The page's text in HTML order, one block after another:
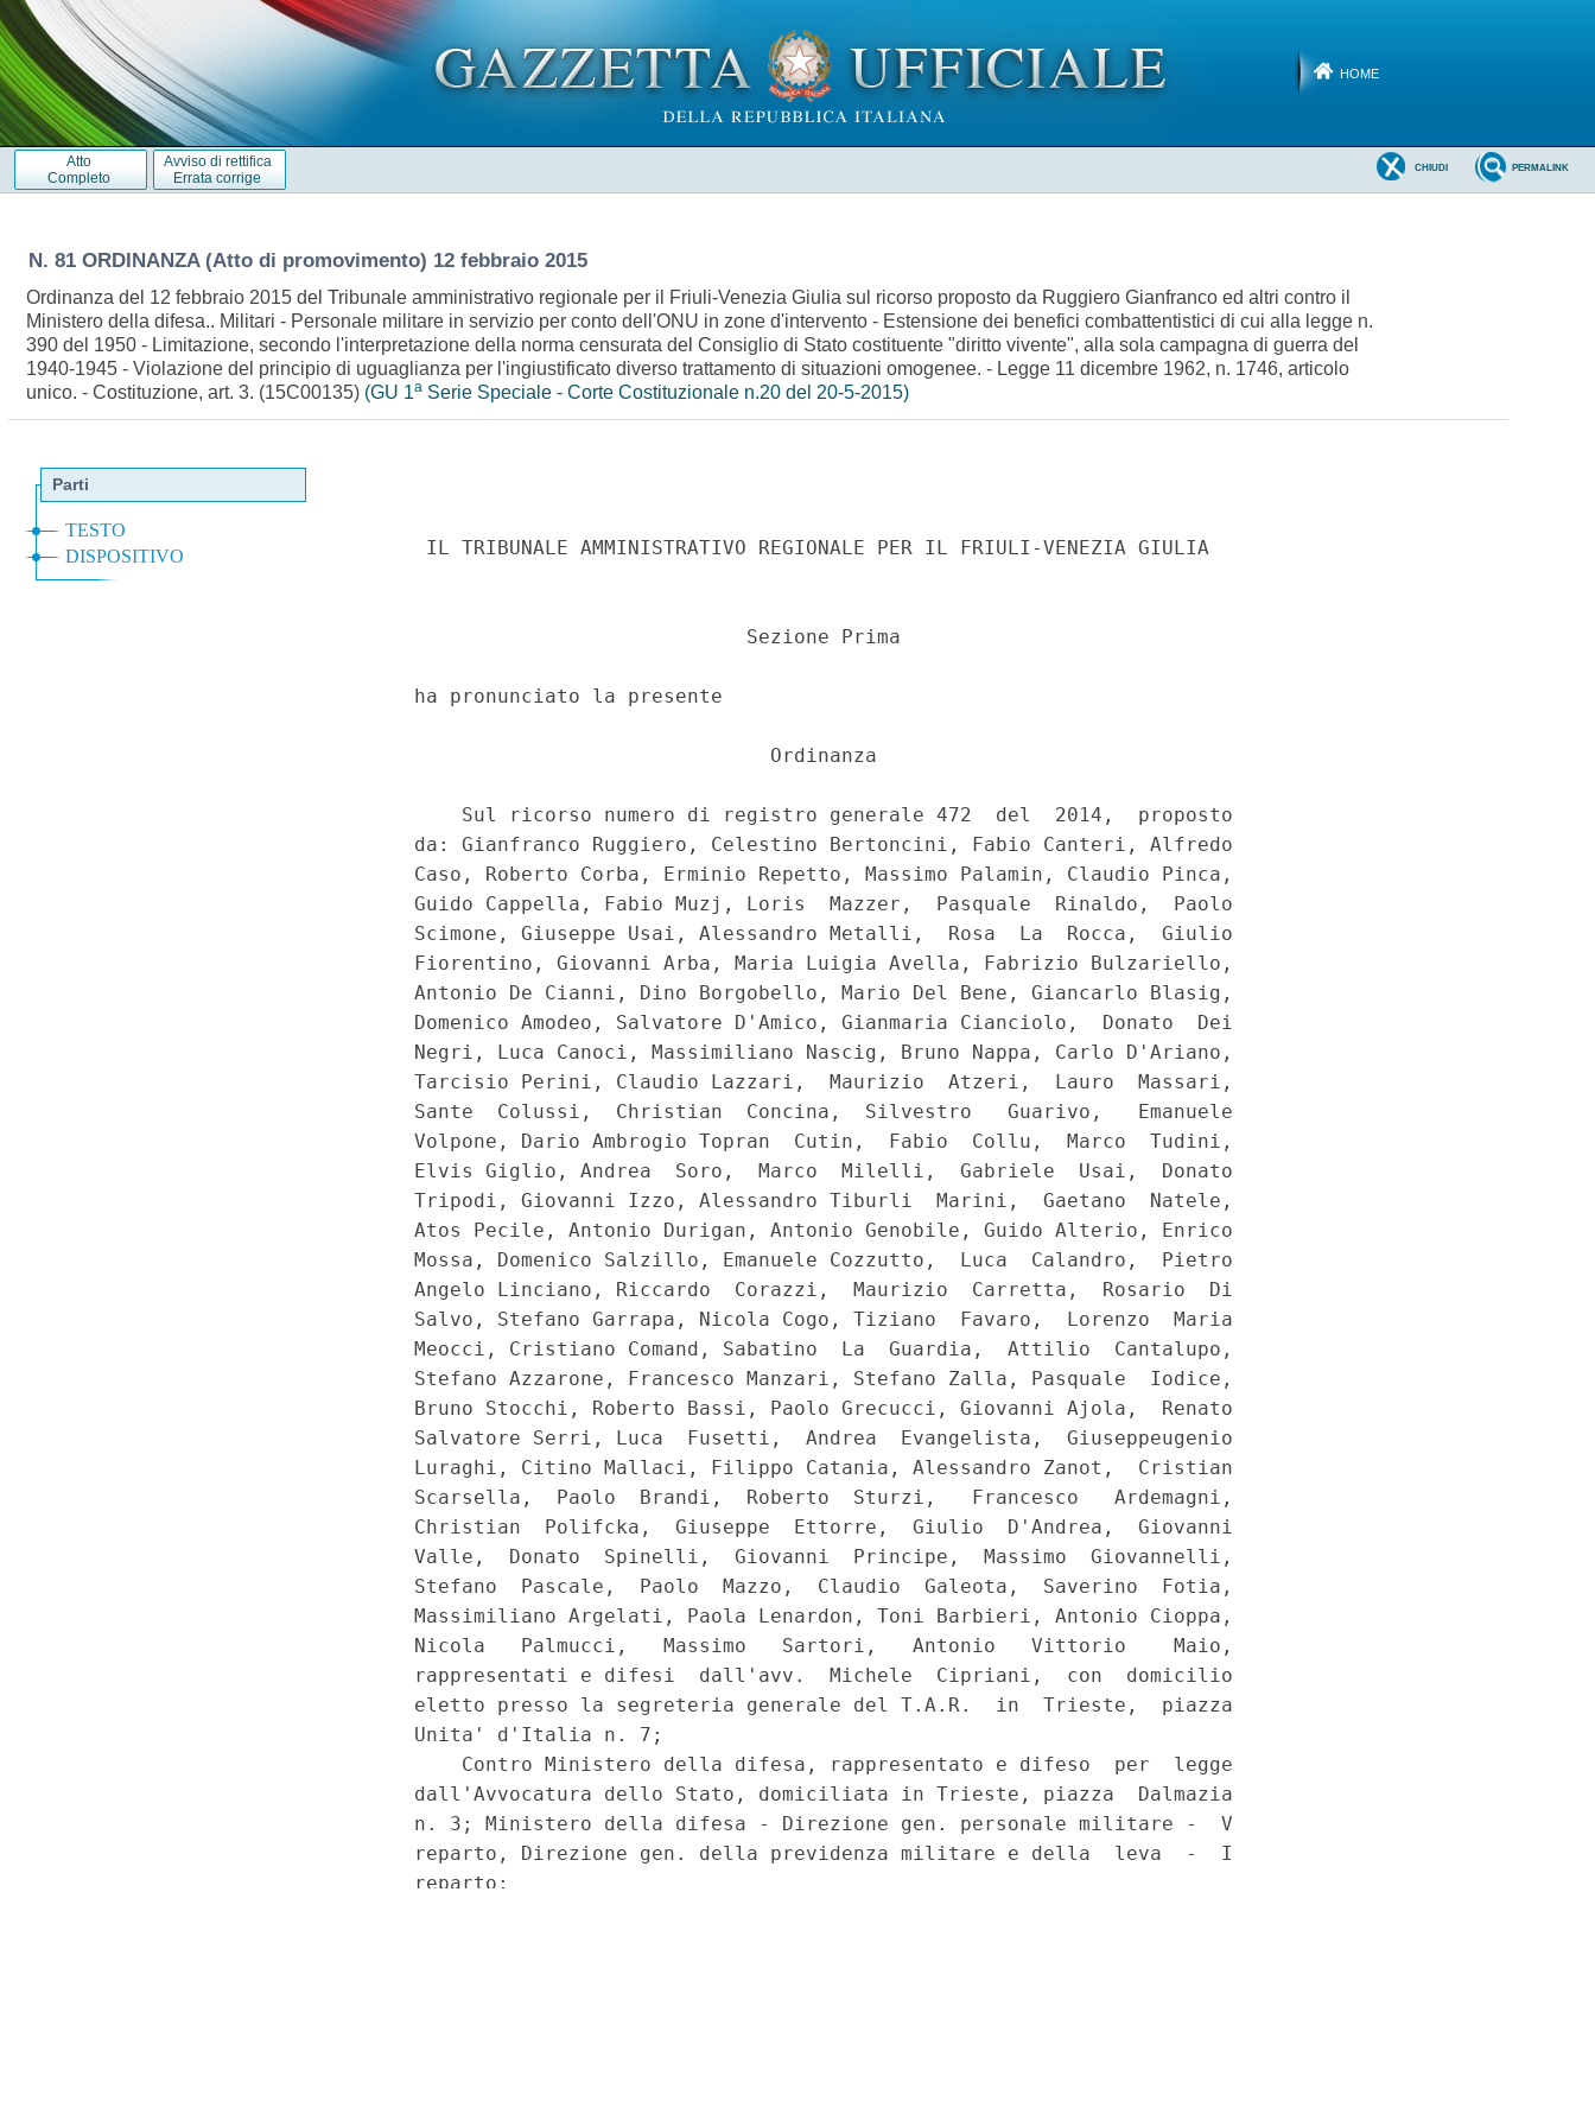
HOME
Atto
Completo
Avviso di rettifica
Errata corrige
PERMALINK
CHIUDI
N. 81 ORDINANZA (Atto di promovimento) 12 febbraio 2015
Ordinanza del 12 febbraio 2015 del Tribunale amministrativo regionale per il Friuli-Venezia Giulia sul ricorso proposto da Ruggiero Gianfranco ed altri contro il
Ministero della difesa.. Militari - Personale militare in servizio per conto dell'ONU in zone d'intervento - Estensione dei benefici combattentistici di cui alla legge n.
390 del 1950 - Limitazione, secondo l'interpretazione della norma censurata del Consiglio di Stato costituente "diritto vivente", alla sola campagna di guerra del
1940-1945 - Violazione del principio di uguaglianza per l'ingiustificato diverso trattamento di situazioni omogenee. - Legge 11 dicembre 1962, n. 1746, articolo
unico. - Costituzione, art. 3. (15C00135) (GU 1a Serie Speciale - Corte Costituzionale n.20 del 20-5-2015)